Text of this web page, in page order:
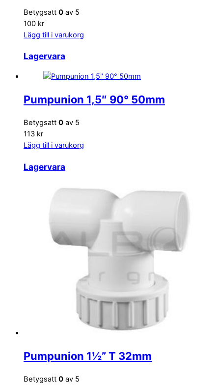
Betygsatt 0 av 5
100 kr
Lägg till i varukorg
Lagervara
Pumpunion 1,5″ 90° 50mm
Betygsatt 0 av 5
113 kr
Lägg till i varukorg
Lagervara
Pumpunion 1½” T 32mm
Betygsatt 0 av 5